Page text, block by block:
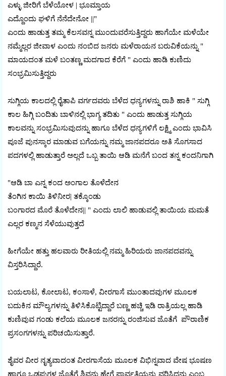
ಎಳ್ಳು ಜೀರಿಗೆ ಬೆಳೆಯೋಳ | ಭೂಮ್ತಾಯ
ಎದ್ದೊಂದು ಘಳಿಗೆ ನೆನೆದೇನೋ ||"
ಎಂದು ಹಾಡುತ್ತ ತಮ್ಮ ಕೆಲಸವನ್ನ ಮುಂದುವರೆಸುತ್ತಿದ್ದರು ಹಾಗೆಯೇ ಮಳೆಯೇ
ನಮ್ಮೆಲ್ಲರ ಜೀವಾಳ ಎಂದು ನಂಬಿದ ಜನರು ಮಳೆರಾಯನ ಬರುವಿಕೆಯನ್ನು "
ಮಾಯದಂತ ಮಳೆ ಬಂತಣ್ಣ ಮದಗಾದ ಕೆರೆಗೆ " ಎಂದು ಹಾಡಿ ಕುಣಿದು
ಸಂಭ್ರಮಿಸುತ್ತಿದ್ದರು
ಸುಗ್ಗಿಯ ಕಾಲದಲ್ಲಿ ರೈತಾಪಿ ವರ್ಗದವರು ಬೆಳೆದ ಧನ್ಯಗಳನ್ನು ರಾಶಿ ಹಾಕಿ " ಸುಗ್ಗಿ
ಕಾಲ ಹಿಗ್ಗಿ ಬಂದಿತು ಬಾಳಿನಲ್ಲಿ ಭಾಗ್ಯ ತದಿತು " ಎಂದು ಹಾಡುತ್ತ ಸುಗ್ಗಿಯ
ಕಾಲವನ್ನು ಸಂಭ್ರಮಿಸುವುದನ್ನು ಹಾಗೂ ಬೆಳೆದ ಧನ್ಯಗಳಿಗೆ ಲಕ್ಷ್ಮಿ ಎಂದು ಭಾವಿಸಿ
ಪೂಜೆ ಪುನಸ್ಕಾರ ಮಾಡುವ ಬಗೆಯನ್ನು ನಮ್ಮ ಜಾನಪದರೂ ಅತಿ ಸೊಗಸಾದ
ಪದಗಳಲ್ಲಿ ಹಾಡುತ್ತಾರೆ ಅಲ್ಲದೆ ಒಬ್ಬ ತಾಯಿ ಆಡಿ ಮನೆಗೆ ಬಂದ ತನ್ನ ಕಂದನಿಗಾಗಿ
"ಆಡಿ ಬಾ ಎನ್ನ ಕಂದ ಅಂಗಾಲ ತೊಳೆದೇನ
ತೆಂಗಿನ ಕಾಯಿ ತಿಳಿನೀರ| ತಕ್ಕೊಂಡು
ಬಂಗಾರದ ಮೊರೆ ತೊಳೆದೇನ|| " ಎಂದು ಲಾಲಿ ಹಾಡುವಲ್ಲಿ ತಾಯಿಯ ಮಮತೆ
ಎಲ್ಲರ ಕಣ್ಮನ ಸೆಳೆಯುವುತ್ತದೆ
ಹೀಗೆಯೇ ಹತ್ತು ಹಲವಾರು ರೀತಿಯಲ್ಲಿ ನಮ್ಮ ಹಿರಿಯರು ಜಾನಪದವನ್ನು
ವಿಸ್ತರಿಸಿದ್ದಾರೆ.
ಬಯಲಾಟ, ಕೋಲಾಟ, ಕಂಸಾಳೆ, ವೀರಗಾಸೆ ಮುಂತಾದವುಗಳ ಮೂಲಕ
ಬದುಕಿನ ಮೌಲ್ಯಗಳನ್ನು ತಿಳಿಸಿಕೊಟ್ಟಿದ್ದಾರೆ ಬಣ್ಣ ಹಚ್ಚಿ ಇಡಿ ರಾತ್ರಿಯಲ್ಲ ಹಾಡಿ
ಕುಣಿವುವ ಗಂಡು ಕಲೆಯ ಮೂಲಕ ಜನರನ್ನು ರಂಜಿಸುವ ಜೊತೆಗೆ ಪೌರಾಣಿಕ
ಪ್ರಸಂಗಗಳನ್ನು ಪರಿಚಯಿಸುತ್ತಾರೆ.
ಶೈವರ ವೀರ ನೃತ್ಯವಾದಂತ ವೀರಗಾಸೆಯ ಮೂಲಕ ವಿಭಿನ್ನವಾದ ವೇಷ ಭೂಷಣ
ಹಾಗೂ ಒಡಪುಗಳ ಜೊತೆಗೆ ಶಿವನು ಹೇಗೆ ಪಾರ್ವತಿಯನ್ನು ವರಿಸಿದನು ಎಂಬ